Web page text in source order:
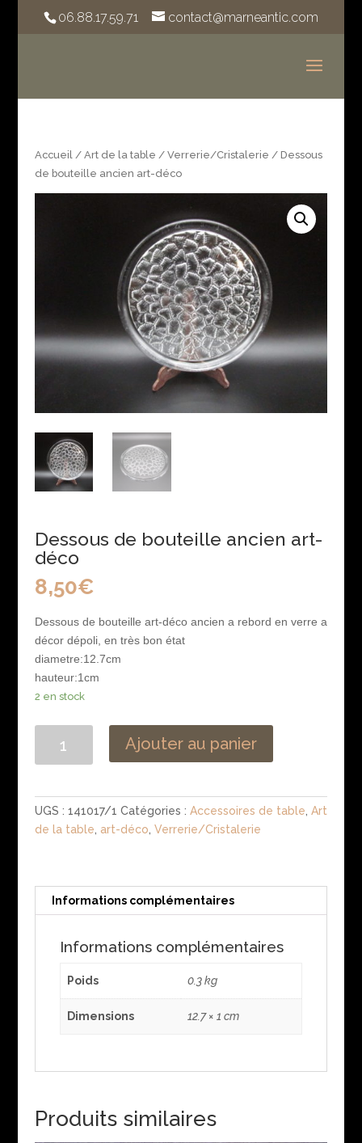
06.88.17.59.71 contact@marneantic.com
Accueil/ Art de la table / Verrerie/Cristalerie / Dessous
de bouteille ancien art-déco
Dessous de bouteille ancien art-
déco
8,50€
Dessous de bouteille art-déco ancien a rebord en verre a
décor dépoli, en très bon état
diametre:12.7cm
hauteur:1cm
2 en stock
bouteille
ancien
Ajouter au panier
UGS : 141017/1 Catégories : Accessoires de table, Art
de la table, art-déco, Verrerie/Cristalerie
Informations complémentaires
Informations complémentaires
Poids 0.3 kg
Dimensions 12.7 × 1 cm
Produits similaires